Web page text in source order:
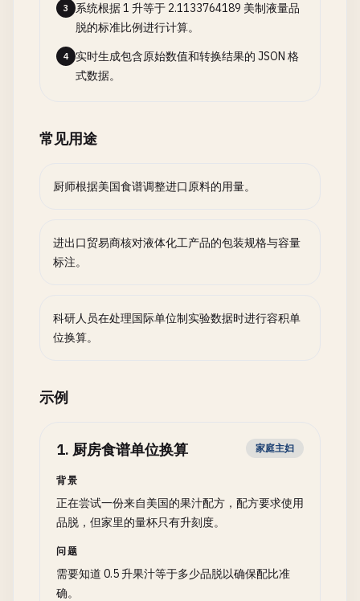
3
系统根据 1 升等于 2.1133764189 美制液量品
脱的标准比例进行计算。
4
实时生成包含原始数值和转换结果的 JSON 格
式数据。
常见用途
厨师根据美国食谱调整进口原料的用量。
进出口贸易商核对液体化工产品的包装规格与容量
标注。
科研人员在处理国际单位制实验数据时进行容积单
位换算。
示例
1. 厨房食谱单位换算 家庭主妇
背景
正在尝试一份来自美国的果汁配方，配方要求使用
品脱，但家里的量杯只有升刻度。
问题
需要知道 0.5 升果汁等于多少品脱以确保配比准
确。